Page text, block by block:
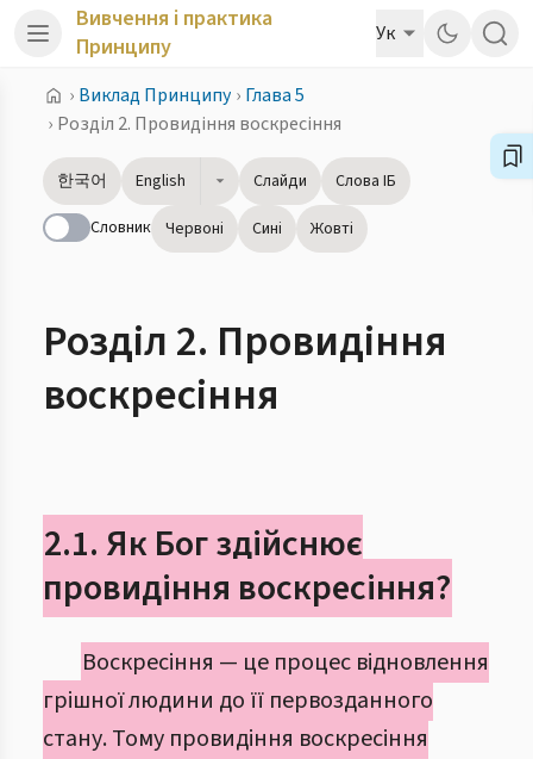
Вивчення і практика
Принципу
Ук
› Виклад Принципу › Глава 5
› Розділ 2. Провидіння воскресіння
한국어 English Слайди
Слова ІБ
Словник Червоні Сині Жовті
Розділ 2. Провидіння
воскресіння
2.1. Як Бог здійснює
провидіння воскресіння?
Воскресіння — це процес відновлення
грішної людини до її первозданного
стану. Тому провидіння воскресіння